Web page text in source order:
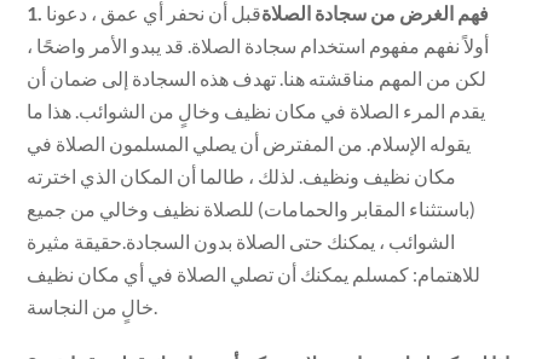
1. فهم الغرض من سجادة الصلاةقبل أن نحفر أي عمق ، دعونا
أولاً نفهم مفهوم استخدام سجادة الصلاة. قد يبدو الأمر واضحًا ،
لكن من المهم مناقشته هنا. تهدف هذه السجادة إلى ضمان أن
يقدم المرء الصلاة في مكان نظيف وخالٍ من الشوائب. هذا ما
يقوله الإسلام. من المفترض أن يصلي المسلمون الصلاة في
مكان نظيف ونظيف. لذلك ، طالما أن المكان الذي اخترته
(باستثناء المقابر والحمامات) للصلاة نظيف وخالي من جميع
الشوائب ، يمكنك حتى الصلاة بدون السجادة.حقيقة مثيرة
للاهتمام: كمسلم يمكنك أن تصلي الصلاة في أي مكان نظيف
خالٍ من النجاسة.